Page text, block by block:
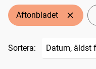
Aftonbladet
Sortera: